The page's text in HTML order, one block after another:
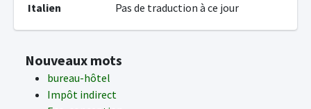
Italien
Pas de traduction à ce jour
Nouveaux mots
bureau-hôtel
Impôt indirect